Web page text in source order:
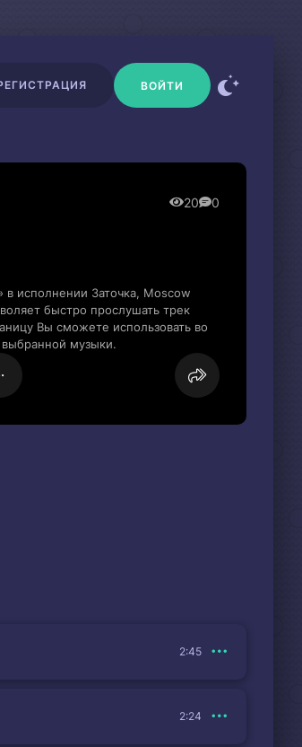
ВОЙТИ
20 0
в исполнении Заточка, Moscow
быстро прослушать трек
Вы сможете использовать во
музыки.
2:45
2:24